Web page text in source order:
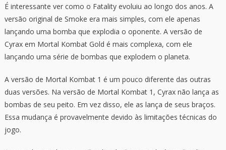
É interessante ver como o Fatality evoluiu ao longo dos anos. A
versão original de Smoke era mais simples, com ele apenas
lançando uma bomba que explodia o oponente. A versão de
Cyrax em Mortal Kombat Gold é mais complexa, com ele
lançando uma série de bombas que explodem o planeta.
A versão de Mortal Kombat 1 é um pouco diferente das outras
duas versões. Na versão de Mortal Kombat 1, Cyrax não lança as
bombas de seu peito. Em vez disso, ele as lança de seus braços.
Essa mudança é provavelmente devido às limitações técnicas do
jogo.